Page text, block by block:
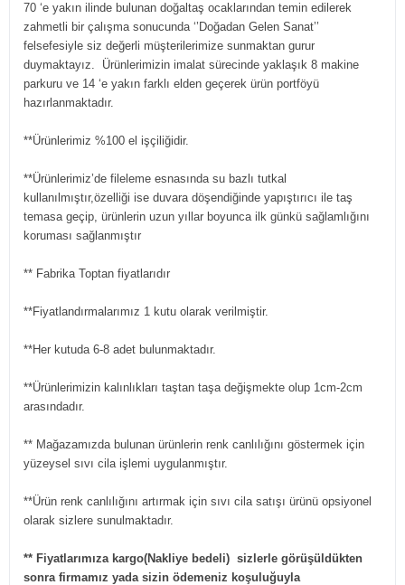
70 ‘e yakın ilinde bulunan doğaltaş ocaklarından temin edilerek
zahmetli bir çalışma sonucunda ‘’Doğadan Gelen Sanat’’
felsefesiyle siz değerli müşterilerimize sunmaktan gurur
duymaktayız. Ürünlerimizin imalat sürecinde yaklaşık 8 makine
parkuru ve 14 ‘e yakın farklı elden geçerek ürün portföyü
hazırlanmaktadır.
**Ürünlerimiz %100 el işçiliğidir.
**Ürünlerimiz’de fileleme esnasında su bazlı tutkal
kullanılmıştır,özelliği ise duvara döşendiğinde yapıştırıcı ile taş
temasa geçip, ürünlerin uzun yıllar boyunca ilk günkü sağlamlığını
koruması sağlanmıştır
** Fabrika Toptan fiyatlarıdır
**Fiyatlandırmalarımız 1 kutu olarak verilmiştir.
**Her kutuda 6-8 adet bulunmaktadır.
**Ürünlerimizin kalınlıkları taştan taşa değişmekte olup 1cm-2cm
arasındadır.
** Mağazamızda bulunan ürünlerin renk canlılığını göstermek için
yüzeysel sıvı cila işlemi uygulanmıştır.
**Ürün renk canlılığını artırmak için sıvı cila satışı ürünü opsiyonel
olarak sizlere sunulmaktadır.
** Fiyatlarımıza kargo(Nakliye bedeli) sizlerle görüşüldükten
sonra firmamız yada sizin ödemeniz koşuluğuyla